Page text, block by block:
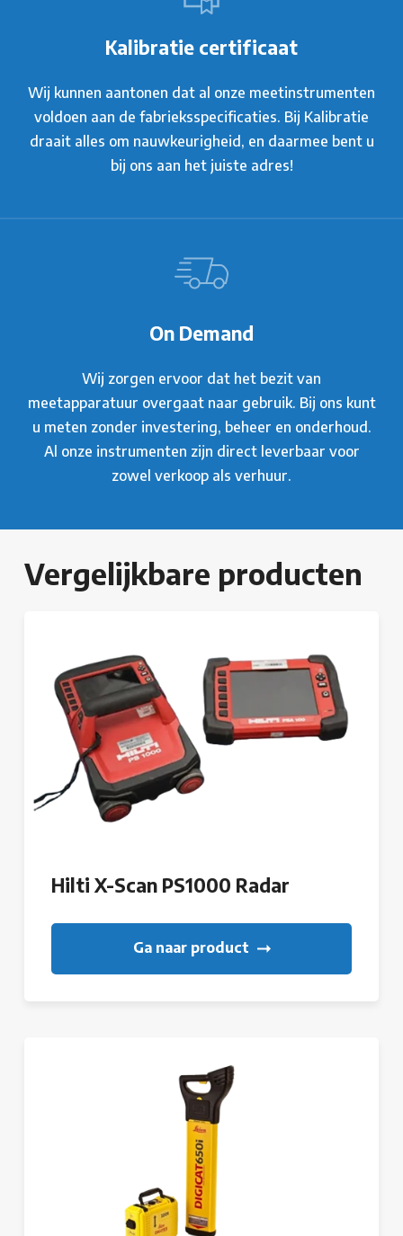
Kalibratie certificaat
Wij kunnen aantonen dat al onze meetinstrumenten
voldoen aan de fabrieksspecificaties. Bij Kalibratie
draait alles om nauwkeurigheid, en daarmee bent u
bij ons aan het juiste adres!
On Demand
Wij zorgen ervoor dat het bezit van
meetapparatuur overgaat naar gebruik. Bij ons kunt
u meten zonder investering, beheer en onderhoud.
Al onze instrumenten zijn direct leverbaar voor
zowel verkoop als verhuur.
Vergelijkbare producten
Hilti X-Scan PS1000 Radar
Ga naar product